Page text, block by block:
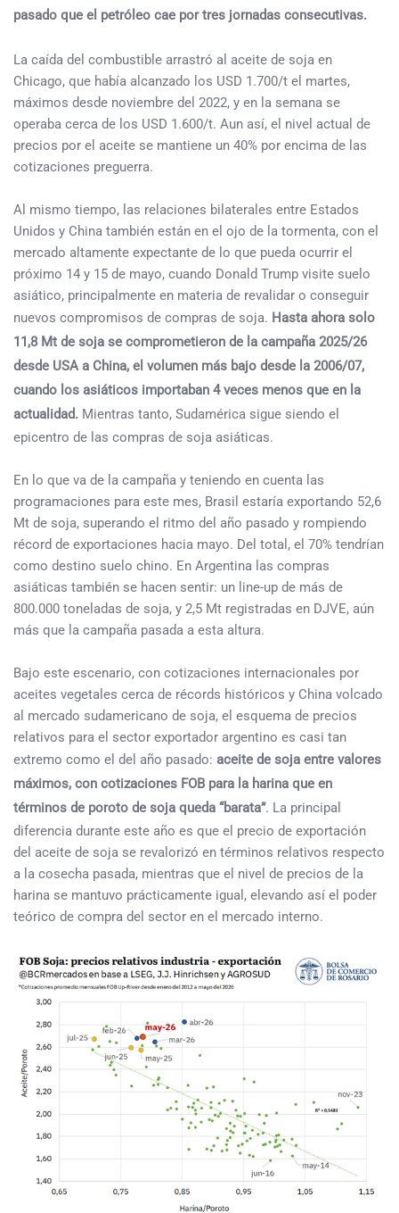
pasado que el petróleo cae por tres jornadas consecutivas.
La caída del combustible arrastró al aceite de soja en
Chicago, que había alcanzado los USD 1.700/t el martes,
máximos desde noviembre del 2022, y en la semana se
operaba cerca de los USD 1.600/t. Aun así, el nivel actual de
precios por el aceite se mantiene un 40% por encima de las
cotizaciones preguerra.
Al mismo tiempo, las relaciones bilaterales entre Estados
Unidos y China también están en el ojo de la tormenta, con el
mercado altamente expectante de lo que pueda ocurrir el
próximo 14 y 15 de mayo, cuando Donald Trump visite suelo
asiático, principalmente en materia de revalidar o conseguir
nuevos compromisos de compras de soja. Hasta ahora solo
11,8 Mt de soja se comprometieron de la campaña 2025/26
desde USA a China, el volumen más bajo desde la 2006/07,
cuando los asiáticos importaban 4 veces menos que en la
actualidad. Mientras tanto, Sudamérica sigue siendo el
epicentro de las compras de soja asiáticas.
En lo que va de la campaña y teniendo en cuenta las
programaciones para este mes, Brasil estaría exportando 52,6
Mt de soja, superando el ritmo del año pasado y rompiendo
récord de exportaciones hacia mayo. Del total, el 70% tendrían
como destino suelo chino. En Argentina las compras
asiáticas también se hacen sentir: un line-up de más de
800.000 toneladas de soja, y 2,5 Mt registradas en DJVE, aún
más que la campaña pasada a esta altura.
Bajo este escenario, con cotizaciones internacionales por
aceites vegetales cerca de récords históricos y China volcado
al mercado sudamericano de soja, el esquema de precios
relativos para el sector exportador argentino es casi tan
extremo como el del año pasado: aceite de soja entre valores
máximos, con cotizaciones FOB para la harina que en
términos de poroto de soja queda “barata”. La principal
diferencia durante este año es que el precio de exportación
del aceite de soja se revalorizó en términos relativos respecto
a la cosecha pasada, mientras que el nivel de precios de la
harina se mantuvo prácticamente igual, elevando así el poder
teórico de compra del sector en el mercado interno.